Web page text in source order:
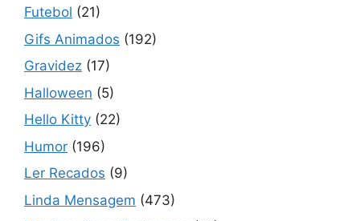
Futebol (21)
Gifs Animados (192)
Gravidez (17)
Halloween (5)
Hello Kitty (22)
Humor (196)
Ler Recados (9)
Linda Mensagem (473)